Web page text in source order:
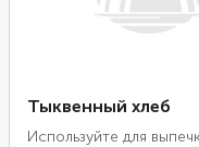
Тыквенный хлеб
Используйте для